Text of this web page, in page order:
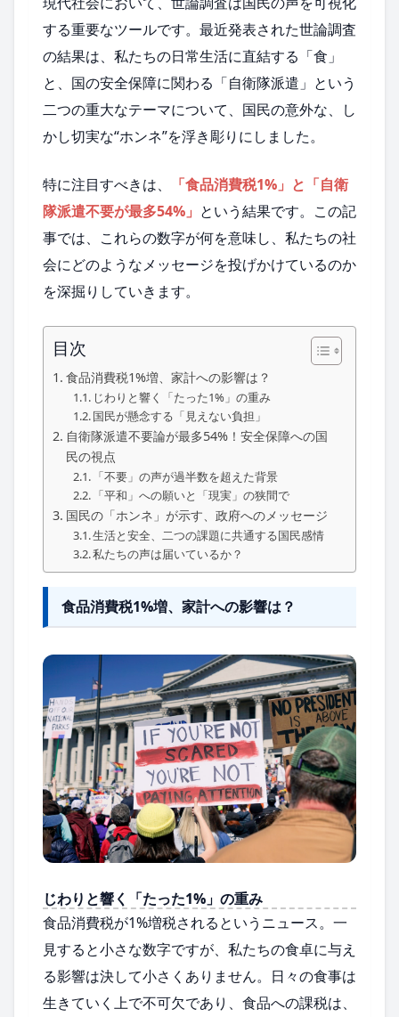
する重要なツールです。最近発表された世論調査
の結果は、私たちの日常生活に直結する「食」
と、国の安全保障に関わる「自衛隊派遣」という
二つの重大なテーマについて、国民の意外な、し
かし切実な“ホンネ”を浮き彫りにしました。
特に注目すべきは、
「食品消費税1%」と「自衛
隊派遣不要が最多54%」 という結果です。この記
事では、これらの数字が何を意味し、私たちの社
会にどのようなメッセージを投げかけているのか
を深掘りしていきます。
目次
食品消費税1%増、家計への影響は？
じわりと響く「たった1%」の重み
国民が懸念する「見えない負担」
自衛隊派遣不要論が最多54%！安全保障への国
民の視点
「不要」の声が過半数を超えた背景
「平和」への願いと「現実」の狭間で
国民の「ホンネ」が示す、政府へのメッセージ
生活と安全、二つの課題に共通する国民感情
私たちの声は届いているか？
食品消費税1%増、家計への影響は？
じわりと響く「たった1%」の重み
食品消費税が1%増税されるというニュース。一
見すると小さな数字ですが、私たちの食卓に与え
る影響は決して小さくありません。日々の食事は
生きていく上で不可欠であり、食品への課税は、